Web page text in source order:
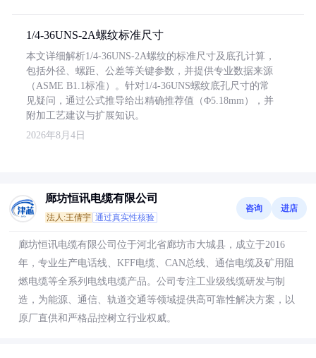
1/4-36UNS-2A螺纹标准尺寸
本文详细解析1/4-36UNS-2A螺纹的标准尺寸及底孔计算，
包括外径、螺距、公差等关键参数，并提供专业数据来源
（ASME B1.1标准）。针对1/4-36UNS螺纹底孔尺寸的常
见疑问，通过公式推导给出精确推荐值（Φ5.18mm），并
附加工艺建议与扩展知识。
2026年8月4日
廊坊恒讯电缆有限公司
法人:王倩宇 通过真实性核验
咨询 进店
廊坊恒讯电缆有限公司位于河北省廊坊市大城县，成立于2016
年，专业生产电话线、KFF电缆、CAN总线、通信电缆及矿用阻
燃电缆等全系列电线电缆产品。公司专注工业级线缆研发与制
造，为能源、通信、轨道交通等领域提供高可靠性解决方案，以
原厂直供和严格品控树立行业权威。